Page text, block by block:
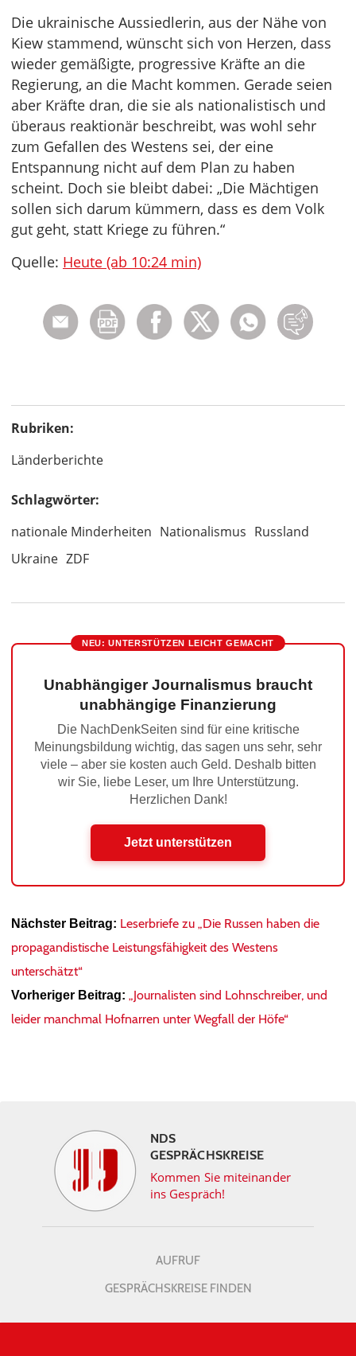
Die ukrainische Aussiedlerin, aus der Nähe von
Kiew stammend, wünscht sich von Herzen, dass
wieder gemäßigte, progressive Kräfte an die
Regierung, an die Macht kommen. Gerade seien
aber Kräfte dran, die sie als nationalistisch und
überaus reaktionär beschreibt, was wohl sehr
zum Gefallen des Westens sei, der eine
Entspannung nicht auf dem Plan zu haben
scheint. Doch sie bleibt dabei: „Die Mächtigen
sollen sich darum kümmern, dass es dem Volk
gut geht, statt Kriege zu führen.“
Quelle: Heute (ab 10:24 min)
Rubriken:
Länderberichte
Schlagwörter:
nationale Minderheiten Nationalismus Russland
Ukraine ZDF
NEU: UNTERSTÜTZEN LEICHT GEMACHT
Unabhängiger Journalismus braucht
unabhängige Finanzierung
Die NachDenkSeiten sind für eine kritische
Meinungsbildung wichtig, das sagen uns sehr, sehr
viele – aber sie kosten auch Geld. Deshalb bitten
wir Sie, liebe Leser, um Ihre Unterstützung.
Herzlichen Dank!
Jetzt unterstützen
Nächster Beitrag: Leserbriefe zu „Die Russen haben die
propagandistische Leistungsfähigkeit des Westens
unterschätzt“
Vorheriger Beitrag: „Journalisten sind Lohnschreiber, und
leider manchmal Hofnarren unter Wegfall der Höfe“
NDS
GESPRÄCHSKREISE
Kommen Sie miteinander
ins Gespräch!
AUFRUF
GESPRÄCHSKREISE FINDEN